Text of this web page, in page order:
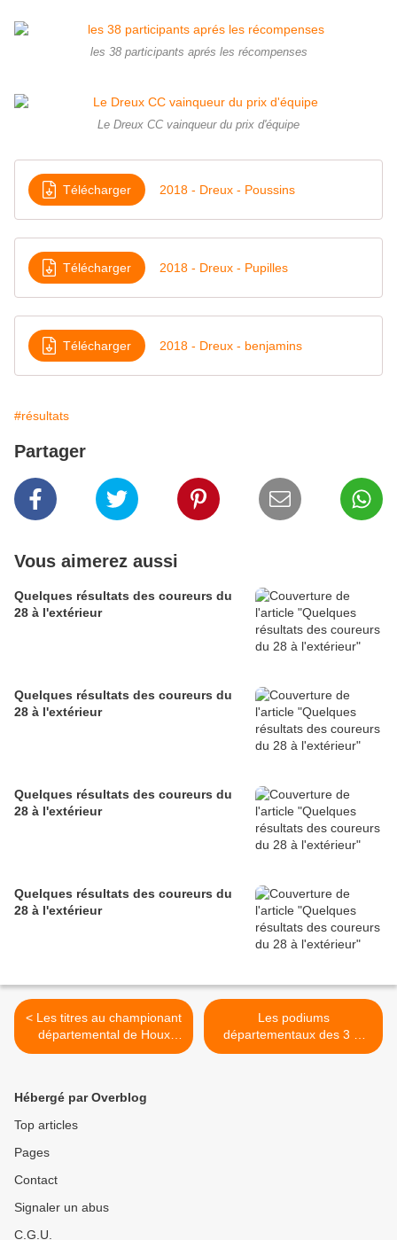
les 38 participants aprés les récompenses
Le Dreux CC vainqueur du prix d'équipe
Télécharger 2018 - Dreux - Poussins
Télécharger 2018 - Dreux - Pupilles
Télécharger 2018 - Dreux - benjamins
#résultats
Partager
Vous aimerez aussi
Quelques résultats des coureurs du
28 à l'extérieur
Quelques résultats des coureurs du
28 à l'extérieur
Quelques résultats des coureurs du
28 à l'extérieur
Quelques résultats des coureurs du
28 à l'extérieur
< Les titres au championant
départemental de Houx
(28)
Les podiums
départementaux des 3 et
des juniors à Houx (28) >
Hébergé par Overblog
Top articles
Pages
Contact
Signaler un abus
C.G.U.